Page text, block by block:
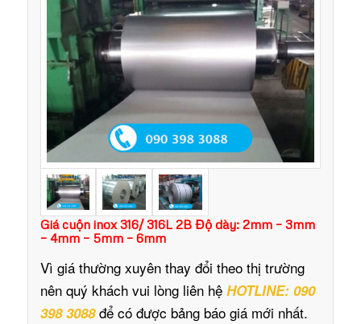
Giá cuộn inox 316/ 316L 2B Độ dày: 2mm – 3mm
– 4mm – 5mm – 6mm
Vì giá thường xuyên thay đổi theo thị trường
nên quý khách vui lòng liên hệ HOTLINE: 090
398 3088để có được bảng báo giá mới nhất.